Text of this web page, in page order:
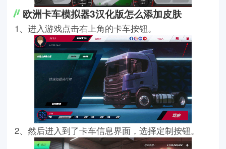
欧洲卡车模拟器3汉化版怎么添加皮肤
1、进入游戏点击右上角的卡车按钮。
2、然后进入到了卡车信息界面，选择定制按钮。